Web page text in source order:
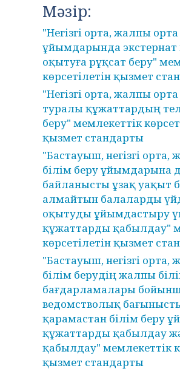
Мәзір:
"Негізгі орта, жалпы
ұйымдарында
оқытуға рұқсат беру"
көрсетілетін қызмет
"Негізгі орта, жалпы
туралы құжаттардың
беру" мемлекеттік
қызмет стандарты
"Бастауыш, негізгі орта,
білім беру ұйымдарына
байланысты ұзақ уақыт
алмайтын балаларды
оқытуды ұйымдастыру
құжаттарды қабылдау"
көрсетілетін қызмет
"Бастауыш, негізгі орта,
білім берудің жалпы
бағдарламалары
ведомстволық
қарамастан білім беру
құжаттарды қабылдау
қабылдау" мемлекеттік
қызмет стандарты